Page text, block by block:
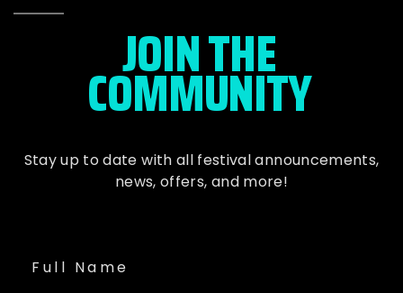
JOIN THE
COMMUNITY
Stay up to date with all festivalannouncements,
news, offers, and more!
Full Name